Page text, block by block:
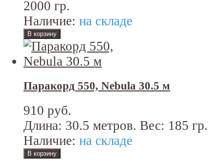
2000 гр.
Наличие: на складе
Паракорд 550, Nebula 30.5 м
910 руб.
Длина: 30.5 метров. Вес: 185 гр.
Наличие: на складе